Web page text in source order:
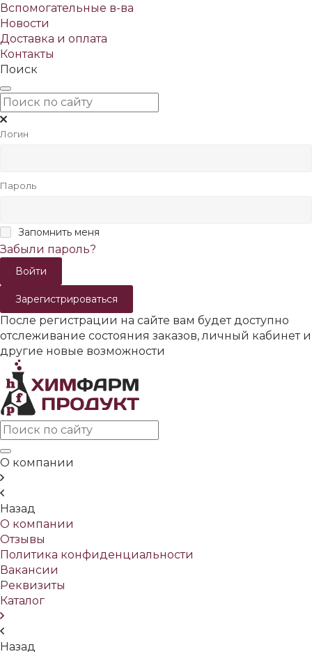
Вспомогательные в-ва
Новости
Доставка и оплата
Контакты
Поиск
Логин
Пароль
Запомнить меня
Забыли пароль?
Зарегистрироваться
После регистрации на сайте вам будет доступно
отслеживание состояния заказов, личный кабинет и
другие новые возможности
О компании
Назад
О компании
Отзывы
Политика конфиденциальности
Вакансии
Реквизиты
Каталог
Назад